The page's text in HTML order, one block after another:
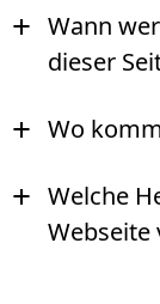
+ Wann
dieser
+ Wo
+ Welche
Webseite